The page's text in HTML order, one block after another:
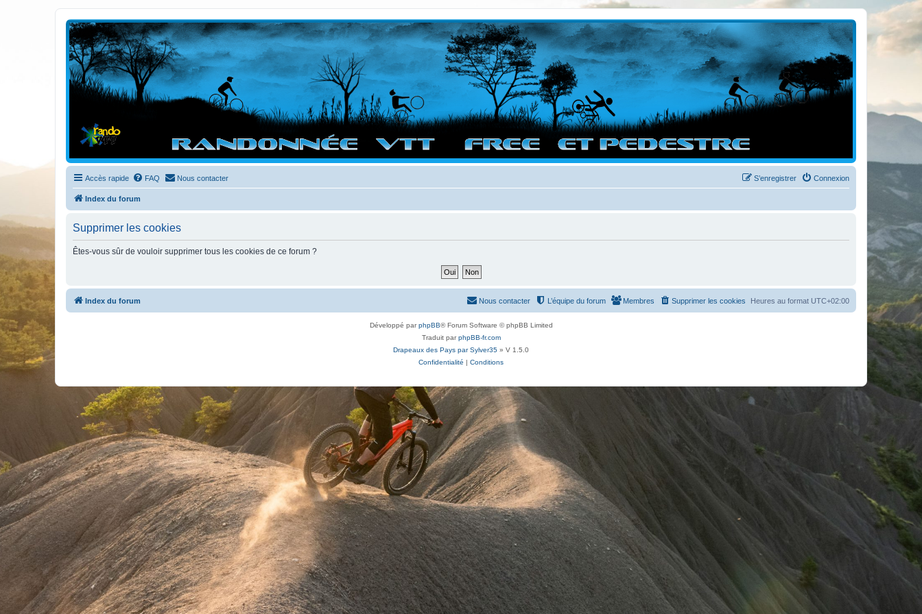
Randovttfree.fr
Bienvenue sur le site des randos vtt et pédestre de Bretagne . Bonne navigation sur le site et bonnes randos dans l'Ouest !
Accès rapide FAQ Nous contacter Connexion
S’enregistrer
Index du forum
Supprimer les cookies
Êtes-vous sûr de vouloir supprimer tous les cookies de ce forum ?
Index du forum Heures au format UTC+02:00
Supprimer les cookies
Membres
L’équipe du forum
Nous contacter
Développé parphpBB® Forum Software © phpBB Limited
Traduit parphpBB-fr.com
Drapeaux des Pays par Sylver35 » V 1.5.0
Confidentialité
Conditions